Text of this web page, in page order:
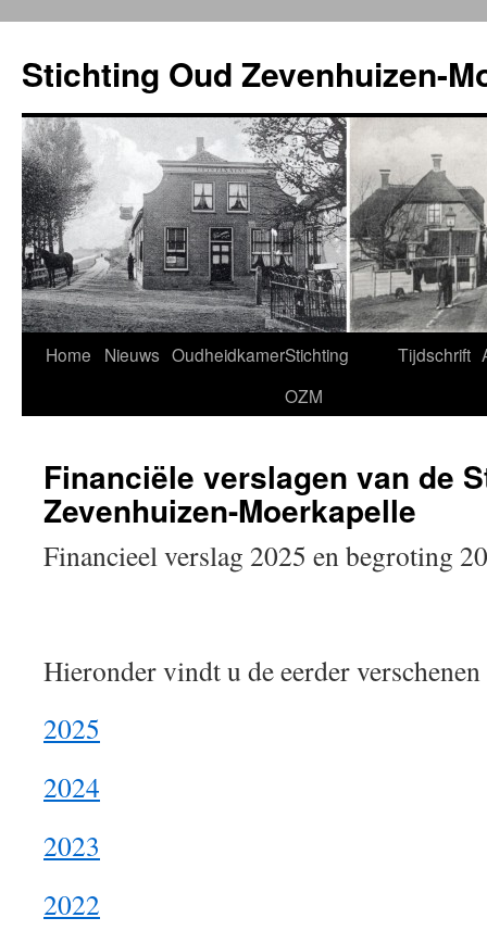
de
inhoud
Stichting Oud Zevenhuizen-
Home Nieuws OudheidkamerStichting
OZM
Tijdschrift
Financiële verslagen van de
Zevenhuizen-Moerkapelle
Financieel verslag 2025 en begroting
Hieronder vindt u de eerder
2025
2024
2023
2022